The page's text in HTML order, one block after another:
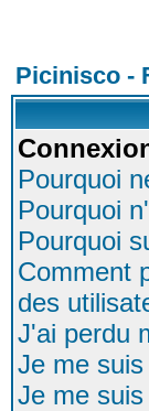
Picinisco -
Pourquoi
Pourquoi
Pourquoi
Comment
des
J'ai perdu
Je me
Je me